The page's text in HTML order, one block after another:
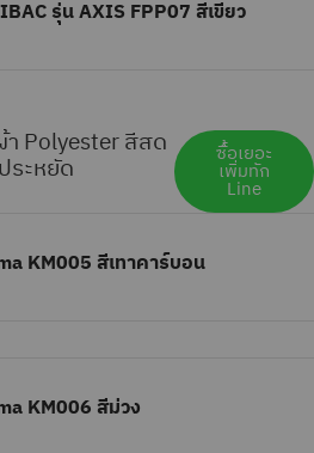
รุ่น AXIS FPP07 สีเขียว
า Polyester สีสด
ระหยัด ซื้้อเยอะ
เพิ่มทัก
Line
KM005 สีเทาคาร์บอน
KM006 สีม่วง